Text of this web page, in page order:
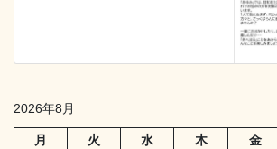
2026年8月
月 火 水 木 金